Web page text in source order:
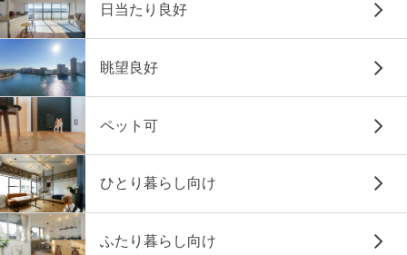
日当たり良好
眺望良好
ペット可
ひとり暮らし向け
ふたり暮らし向け